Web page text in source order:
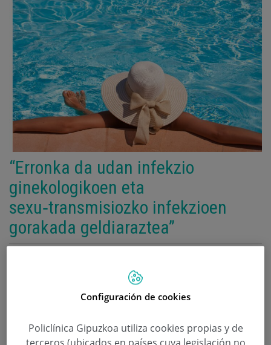
“Erronka da udan infekzio
ginekologikoen eta
sexu‑transmisiozko infekzioen
gorakada geldiaraztea”
Ginekologia eta Obstetrizia
Policlínica Gipuzkoa
Gipuzkoako ginekologoak, udako hilabeteetan
Configuración de cookies
Policlínica Gipuzkoa utiliza cookies propias y de